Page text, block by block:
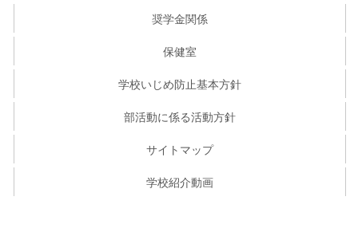
奨学金関係
保健室
学校いじめ防止基本方針
部活動に係る活動方針
サイトマップ
学校紹介動画